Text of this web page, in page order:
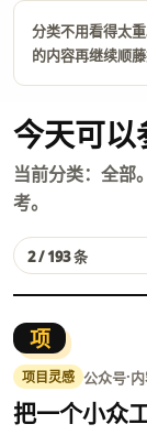
分类不用看得太
的内容再继续顺藤
今天可以
当前分类：全部
考。
2 / 193 条
项
项目灵感 公众号·
把一个小众